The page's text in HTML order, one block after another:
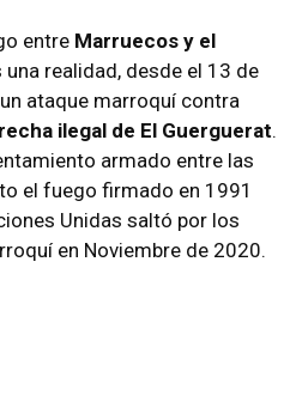
entre Marruecos y el
una realidad, desde el 13 de
ataque marroquí contra
ilegal de El Guerguerat.
armado entre las
el fuego firmado en 1991
Unidas saltó por los
en Noviembre de 2020.